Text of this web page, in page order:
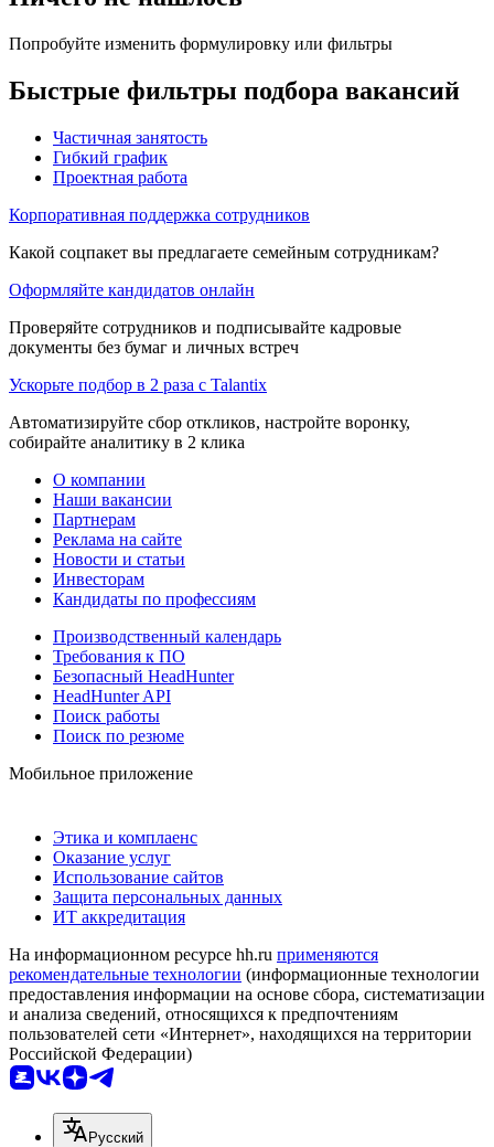
Попробуйте изменить формулировку или фильтры
Быстрые фильтры подбора вакансий
Частичная занятость
Гибкий график
Проектная работа
Корпоративная поддержка сотрудников
Какой соцпакет вы предлагаете семейным сотрудникам?
Оформляйте кандидатов онлайн
Проверяйте сотрудников и подписывайте кадровые
документы без бумаг и личных встреч
Ускорьте подбор в 2 раза с Talantix
Автоматизируйте сбор откликов, настройте воронку,
собирайте аналитику в 2 клика
О компании
Наши вакансии
Партнерам
Реклама на сайте
Новости и статьи
Инвесторам
Кандидаты по профессиям
Производственный календарь
Требования к ПО
Безопасный HeadHunter
HeadHunter API
Поиск работы
Поиск по резюме
Мобильное приложение
Этика и комплаенс
Оказание услуг
Использование сайтов
Защита персональных данных
ИТ аккредитация
На информационном ресурсе hh.ru применяются
рекомендательные технологии (информационные технологии
предоставления информации на основе сбора, систематизации
и анализа сведений, относящихся к предпочтениям
пользователей сети «Интернет», находящихся на территории
Российской Федерации)
Русский